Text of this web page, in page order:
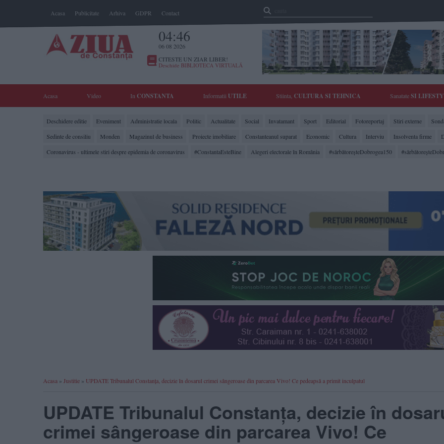
Acasa Publicitate Arhiva GDPR Contact
04:46
06 08 2026
CITESTE UN ZIAR LIBER!
Deschide BIBLIOTECA VIRTUALĂ
Acasa Video In CONSTANTA Informatii UTILE Stiinta, CULTURA SI TEHNICA SanatateSI
Deschidere editie Eveniment Administratie locala Politic Actualitate Social Invatamant Sport Editorial Fotoreportaj Stiri externe
Sedinte de consiliu
Monden Magazinul de business Proiecte imobiliare Constanteanul suparat Economic Cultura Interviu Insolventa firme
Coronavirus - ultimele stiri despre epidemia de coronavirus
#ConstantaEsteBine Alegeri electorale în România #sărbătoreşteDobrogea150
Acasa » Justitie » UPDATE Tribunalul Constanța, decizie în dosarul crimei sângeroase din parcarea Vivo! Ce pedeapsă a primit inculpatul
UPDATE Tribunalul Constanța, decizie în
crimei sângeroase din parcarea Vivo! Ce